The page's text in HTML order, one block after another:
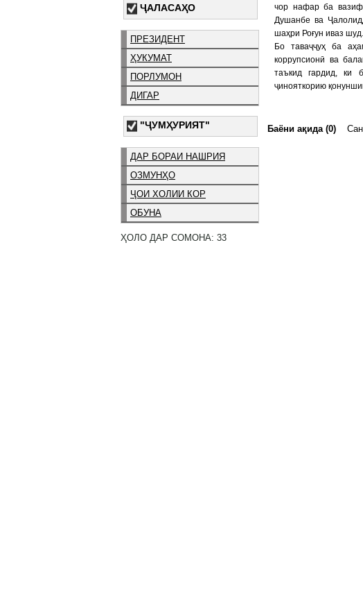
ҶАЛАСАҲО
ПРЕЗИДЕНТ
ҲУКУМАТ
ПОРЛУМОН
ДИГАР
"ҶУМҲУРИЯТ"
ДАР БОРАИ НАШРИЯ
ОЗМУНҲО
ҶОИ ХОЛИИ КОР
ОБУНА
ҲОЛО ДАР СОМОНА: 33
чор нафар ба
Душанбе ва
шаҳри Роғун иваз шуд.
Бо таваҷҷуҳ ба
коррупсионӣ ва
таъкид гардид, ки
ҷинояткорию
Баёни ақида (0)